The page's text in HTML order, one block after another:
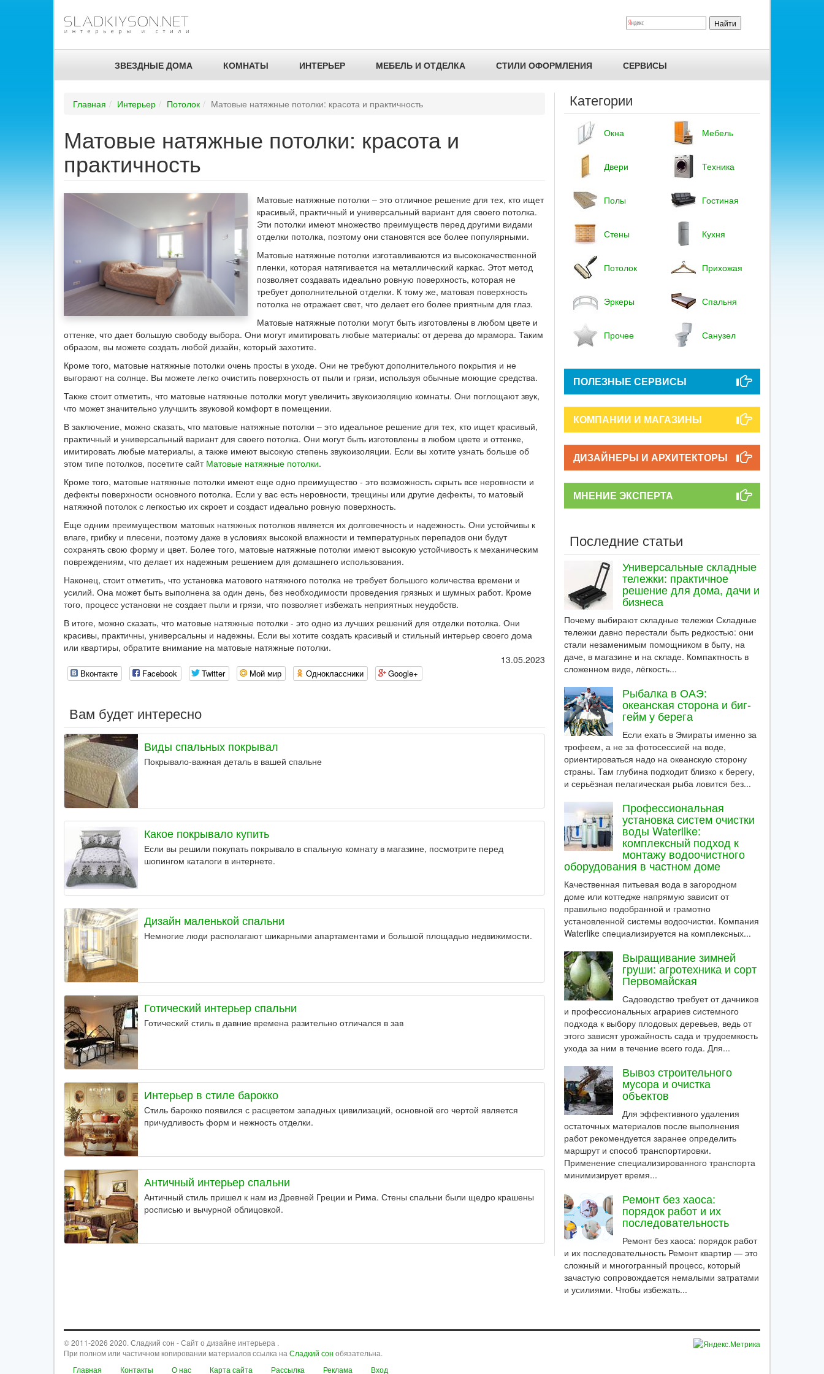
ЗВЕЗДНЫЕ ДОМА КОМНАТЫ ИНТЕРЬЕР МЕБЕЛЬ И ОТДЕЛКА СТИЛИ ОФОРМЛЕНИЯ СЕРВИСЫ
Главная Интерьер Потолок Матовые натяжные потолки: красота и практичность
Матовые натяжные потолки: красота и
практичность
Матовые натяжные потолки – это отличное решение для тех, кто ищет
красивый, практичный и универсальный вариант для своего потолка.
Эти потолки имеют множество преимуществ перед другими видами
отделки потолка, поэтому они становятся все более популярными.
Матовые натяжные потолки изготавливаются из высококачественной
пленки, которая натягивается на металлический каркас. Этот метод
позволяет создавать идеально ровную поверхность, которая не
требует дополнительной отделки. К тому же, матовая поверхность
потолка не отражает свет, что делает его более приятным для глаз.
Матовые натяжные потолки могут быть изготовлены в любом цвете и
оттенке, что дает большую свободу выбора. Они могут имитировать любые материалы: от дерева до мрамора. Таким
образом, вы можете создать любой дизайн, который захотите.
Кроме того, матовые натяжные потолки очень просты в уходе. Они не требуют дополнительного покрытия и не
выгорают на солнце. Вы можете легко очистить поверхность от пыли и грязи, используя обычные моющие средства.
Также стоит отметить, что матовые натяжные потолки могут увеличить звукоизоляцию комнаты. Они поглощают звук,
что может значительно улучшить звуковой комфорт в помещении.
В заключение, можно сказать, что матовые натяжные потолки – это идеальное решение для тех, кто ищет красивый,
практичный и универсальный вариант для своего потолка. Они могут быть изготовлены в любом цвете и оттенке,
имитировать любые материалы, а также имеют высокую степень звукоизоляции. Если вы хотите узнать больше об
этом типе потолков, посетите сайт Матовые натяжные потолки.
Кроме того, матовые натяжные потолки имеют еще одно преимущество - это возможность скрыть все неровности и
дефекты поверхности основного потолка. Если у вас есть неровности, трещины или другие дефекты, то матовый
натяжной потолок с легкостью их скроет и создаст идеально ровную поверхность.
Еще одним преимуществом матовых натяжных потолков является их долговечность и надежность. Они устойчивы к
влаге, грибку и плесени, поэтому даже в условиях высокой влажности и температурных перепадов они будут
сохранять свою форму и цвет. Более того, матовые натяжные потолки имеют высокую устойчивость к механическим
повреждениям, что делает их надежным решением для домашнего использования.
Наконец, стоит отметить, что установка матового натяжного потолка не требует большого количества времени и
усилий. Она может быть выполнена за один день, без необходимости проведения грязных и шумных работ. Кроме
того, процесс установки не создает пыли и грязи, что позволяет избежать неприятных неудобств.
В итоге, можно сказать, что матовые натяжные потолки - это одно из лучших решений для отделки потолка. Они
красивы, практичны, универсальны и надежны. Если вы хотите создать красивый и стильный интерьер своего дома
или квартиры, обратите внимание на матовые натяжные потолки.
13.05.2023
Вконтакте Facebook Twitter Мой мир Одноклассники Google+
Вам будет интересно
Виды спальных покрывал
Покрывало-важная деталь в вашей спальне
Какое покрывало купить
Если вы решили покупать покрывало в спальную комнату в магазине, посмотрите перед
шопингом каталоги в интернете.
Дизайн маленькой спальни
Немногие люди располагают шикарными апартаментами и большой площадью недвижимости.
Готический интерьер спальни
Готический стиль в давние времена разительно отличался в зав
Интерьер в стиле барокко
Стиль барокко появился с расцветом западных цивилизаций, основной его чертой является
причудливость форм и нежность отделки.
Античный интерьер спальни
Античный стиль пришел к нам из Древней Греции и Рима. Стены спальни были щедро крашены
росписью и вычурной облицовкой.
Категории
Окна Мебель
Двери Техника
Полы Гостиная
Стены Кухня
Потолок Прихожая
Эркеры Спальня
Прочее Санузел
ПОЛЕЗНЫЕ СЕРВИСЫ
КОМПАНИИ И МАГАЗИНЫ
ДИЗАЙНЕРЫ И АРХИТЕКТОРЫ
МНЕНИЕ ЭКСПЕРТА
Последние статьи
Универсальные складные
тележки: практичное
решение для дома, дачи и
бизнеса
Почему выбирают складные тележки Складные
тележки давно перестали быть редкостью: они
стали незаменимым помощником в быту, на
даче, в магазине и на складе. Компактность в
сложенном виде, лёгкость...
Рыбалка в ОАЭ:
океанская сторона и биг-
гейм у берега
Если ехать в Эмираты именно за
трофеем, а не за фотосессией на воде,
ориентироваться надо на океанскую сторону
страны. Там глубина подходит близко к берегу,
и серьёзная пелагическая рыба ловится без...
Профессиональная
установка систем очистки
воды Waterlike:
комплексный подход к
монтажу водоочистного
оборудования в частном доме
Качественная питьевая вода в загородном
доме или коттедже напрямую зависит от
правильно подобранной и грамотно
установленной системы водоочистки. Компания
Waterlike специализируется на комплексных...
Выращивание зимней
груши: агротехника и сорт
Первомайская
Садоводство требует от дачников
и профессиональных аграриев системного
подхода к выбору плодовых деревьев, ведь от
этого зависят урожайность сада и трудоемкость
ухода за ним в течение всего года. Для...
Вывоз строительного
мусора и очистка
объектов
Для эффективного удаления
остаточных материалов после выполнения
работ рекомендуется заранее определить
маршрут и способ транспортировки.
Применение специализированного транспорта
минимизирует время...
Ремонт без хаоса:
порядок работ и их
последовательность
Ремонт без хаоса: порядок работ
и их последовательность Ремонт квартир — это
сложный и многогранный процесс, который
зачастую сопровождается немалыми затратами
и усилиями. Чтобы избежать...
© 2011-2026 2020. Сладкий сон - Сайт о дизайне интерьера .
При полном или частичном копировании материалов ссылка на Сладкий сон обязательна.
Главная
Контакты О нас Карта сайта Рассылка Реклама Вход